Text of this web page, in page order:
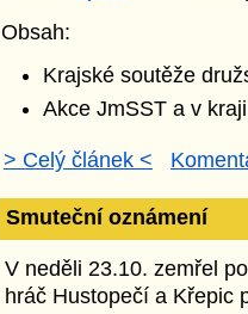
Obsah:
Krajské soutěže
Akce JmSST a v
> Celý článek <
Smuteční oznámení
V neděli 23.10. zemřel
hráč Hustopečí a Křepic